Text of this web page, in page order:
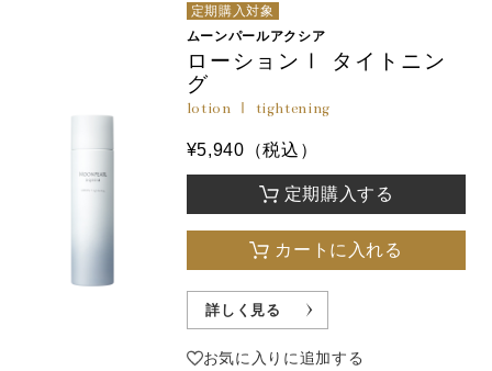
定期購入対象
ムーンパールアクシア
ローションⅠ タイトニン
グ
lotion Ⅰ tightening
¥5,940（税込）
定期購入する
カートに入れる
詳しく見る
お気に入りに追加する